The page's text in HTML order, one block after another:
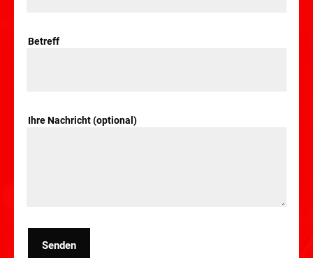
Betreff
Ihre Nachricht (optional)
Senden